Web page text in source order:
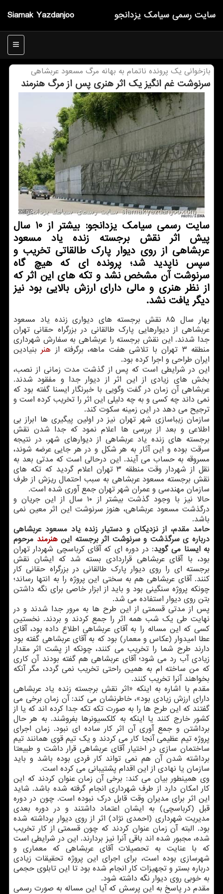
Siamak Yazdanjoo سایت رسمی سیامك یزدانجو
منو
بازخوانی یك پرونده ناتمام به بهانه مرگ مسعود عربشاهی
سرنوشت غم انگیز یك اثر هنری پس از مرگ هنرمند
سایت رسمی سیامك یزدانجو: بیشتر از 10 سال
پیش اثر نقش برجسته زنده یاد مسعود
عربشاهی از روی دیوار پارك طالقاتی تخریب و
سپس ناپدید شد؛ پرونده ای كه هیچ گاه
سرنوشت آن مشخص نشد و تكه های این اثر كه
از نظر هنری و مالی دارای ارزش بالایی بود نیز
دیگر یافت نشد.
بهار سال ۸۵ نقش برجسته های دیواری زنده یاد مسعود
عربشاهی از دیوارهایی پارك طالقانی در بزرگراه حقانی تهران
جدا شدند. این نقش برجسته را عربشاهی به سفارش شهرداری
منطقه ۳ تهران با تلاشی هفت ماهه‏، برگرفته از
هنر بنیادین
ایران طراحی و اجرا كرده بود.
این در شرایطی است كه پس از گذشت مدت زمانی از نصب،
بخش های زیادی از این اثر از دیوار جدا و مفقود شدند.
عربشاهی آن زمان در گفت وگویی با خبرنگار ایسنا گفته بود كه
نمی داند چه كسی و به چه دلیلی این اثر را تخریب كرده است و
ترجیح می دهد در این زمینه سكوت كند.
سازمان زیباسازی شهر تهران نیز در اولین پیگیری ها ابراز بی
اطلاعی و بعد از بررسی ها اعلام نمود كه جدا شدن نقش
برجسته های زنده یاد عربشاهی از دیوارهای شهر، در نتیجه
سرقت بوده و این آثار به هر شكل و در هر جایی عرضه شوند،
مسروقه به حساب می آیند. این درحالی است كه مدتی بعد به
نقل از شهردار وقت منطقه ۳ تهران اعلام گردید كه تكه های
نقش برجسته مسعود عربشاهی به سبب احتمال ریزش از طرف
سازمان مهندسی و عمران شهر تهران جمع آوری شده است.
حالا نیز با وجود گذشت بیشتر از ۱۰ سال از این جریان و
درگذشت مسعود عربشاهی، هنوز سرنوشت این اثر معین نمی
باشد.
حامد مقدم، از نزدیكان و دستیار زنده یاد مسعود عربشاهی
درباره ی سرگذشت و سرنوشت اثر برجسته اینهنرمند مرحوم
به ایسنا می گوید: در دوره ای كه آقای كرباسچی شهردار تهران
بود، با آقای عربشاهی قراردادی بسته شد كه ایشان نقش
برجسته ای را روی دیوار پارك طالقانی در بزرگراه حقانی كار
كنند. آقای عربشاهی هم به سختی این پروژه را به انتها رساند؛
چونكه پروژه سنگینی بود و باید از ابزار خاصی برای نگه داشتن
بتن روی دیوار استفاده می شد.
پس از مدتی قسمتی از این طرح ها به مرور جدا شدند و در
نهایت طی یك شب همه اثر را جمع كردند و بردند. نخستین
كسی كه این مساله را به آقای عربشاهی اطلاع داده بود، آقای
عطا امیدوار (عكاس و معمار) بود كه به آقای عربشاهی گفته بود
دارند طرح شما را تخریب می كنند، چونكه از پشت اثر مقدار
زیادی آب رد می شود؛ آقای عربشاهی هم گفته بودند آن كاری
كه من ساخته ام به همین راحتی تخریب نمی گردد، مگر آنكه
بخواهند آنرا تخریب كنند.
مقدم با اشاره به اینكه «اثر نقش برجسته زنده یاد عربشاهی
دارای ارزش زیادی بود»، خاطرنشان می كند: آن زمان برخی می
گفتند كه این طرح ها را به صورت تكه تكه جدا كرده اند كه یا از
كشور خارج كنند یا اینكه به كلكسیونرها بفروشند. به هر حال
برداشتن و جمع آوری آن اثر كار ساده ای نبود. زمان اجرای
پروژه تیم عظیمی آنجا كار می كردند و یك تیم قوی همانند تیم
ساختمان سازی در اختیار آقای عربشاهی قرار داشت و طبیعتا
برداشته شدن آن هم نمی تواند كار فردی بوده باشد و باید
سازمان یا نهادی از این اقدام پشتیبانی می كرده است.
وی همینطور بیان می كند: برخی آن زمان عنوان كردند كه این
كار امكان دارد از طرف شهرداری انجام گرفته شده باشد. شاید
این اثر برای مدیران وقت قابل درك نبوده است. چون در دوره
قبل (كرباسچی) به ایشان اعتماد داشتند و در دوره بعدی
مدیریت شهرداری (احمدی نژاد) اثر از روی دیوار برداشته شده
بود. البته آن زمان عنوان كردند كه چون قسمتی از كار تخریب
شده، مجبور شده اند باقی آنرا نیز بردارند. این در شرایطی است
كه با عنایت به تحصیلات آقای عربشاهی كه معماری و
شهرسازی بوده است، برای اجرای این پروژه تحقیقات زیادی
درباره بستر و تجهیزات كار انجام شده بود تا این تابلوی حجمی
به خوبی روی دیوار نگه داشته شود.
مقدم در پاسخ به این پرسش كه آیا این مساله به صورت رسمی